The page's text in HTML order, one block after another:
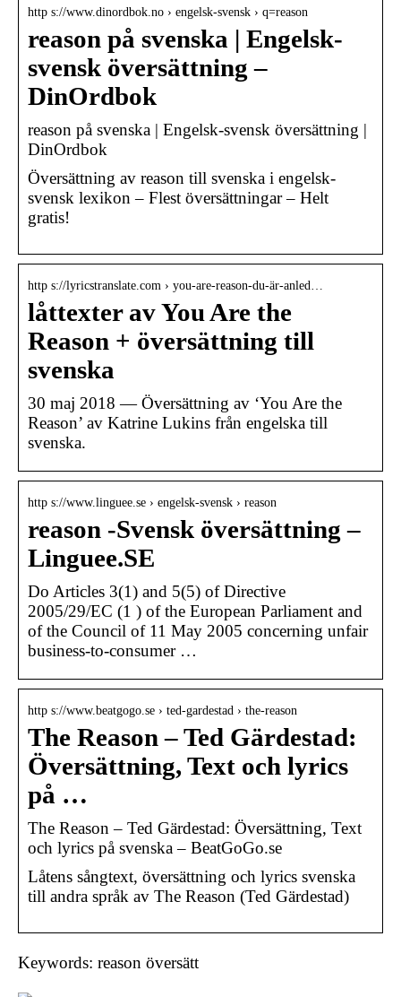
http s://www.dinordbok.no › engelsk-svensk › q=reason
reason på svenska | Engelsk-
svensk översättning –
DinOrdbok
reason på svenska | Engelsk-svensk översättning |
DinOrdbok
Översättning av reason till svenska i engelsk-
svensk lexikon – Flest översättningar – Helt
gratis!
http s://lyricstranslate.com › you-are-reason-du-är-anled…
låttexter av You Are the
Reason + översättning till
svenska
30 maj 2018 — Översättning av ‘You Are the
Reason’ av Katrine Lukins från engelska till
svenska.
http s://www.linguee.se › engelsk-svensk › reason
reason -Svensk översättning –
Linguee.SE
Do Articles 3(1) and 5(5) of Directive
2005/29/EC (1 ) of the European Parliament and
of the Council of 11 May 2005 concerning unfair
business-to-consumer …
http s://www.beatgogo.se › ted-gardestad › the-reason
The Reason – Ted Gärdestad:
Översättning, Text och lyrics
på …
The Reason – Ted Gärdestad: Översättning, Text
och lyrics på svenska – BeatGoGo.se
Låtens sångtext, översättning och lyrics svenska
till andra språk av The Reason (Ted Gärdestad)
Keywords: reason översätt